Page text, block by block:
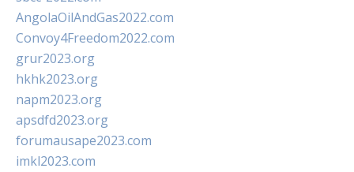
AngolaOilAndGas2022.com
Convoy4Freedom2022.com
grur2023.org
hkhk2023.org
napm2023.org
apsdfd2023.org
forumausape2023.com
imkl2023.com